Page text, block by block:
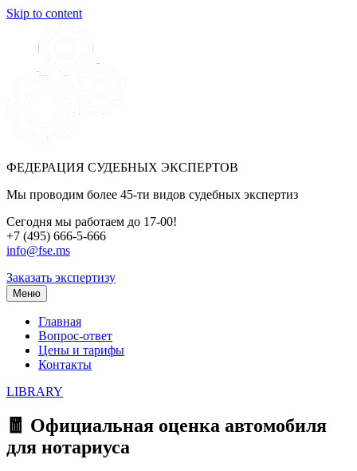
Skip to content
ФЕДЕРАЦИЯ СУДЕБНЫХ ЭКСПЕРТОВ
Мы проводим более 45-ти видов судебных экспертиз
Сегодня мы работаем до 17-00!
+7 (495) 666-5-666
info@fse.ms
Заказать экспертизу
Меню
Главная
Вопрос-ответ
Цены и тарифы
Контакты
LIBRARY
🧧 Официальная оценка автомобиля
для нотариуса